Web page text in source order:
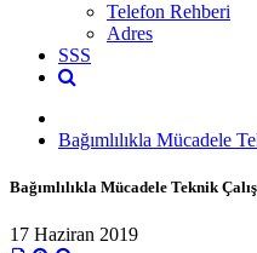
Telefon Rehberi
Adres
SSS
Bağımlılıkla Mücadele
Bağımlılıkla Mücadele Teknik
17 Haziran 2019